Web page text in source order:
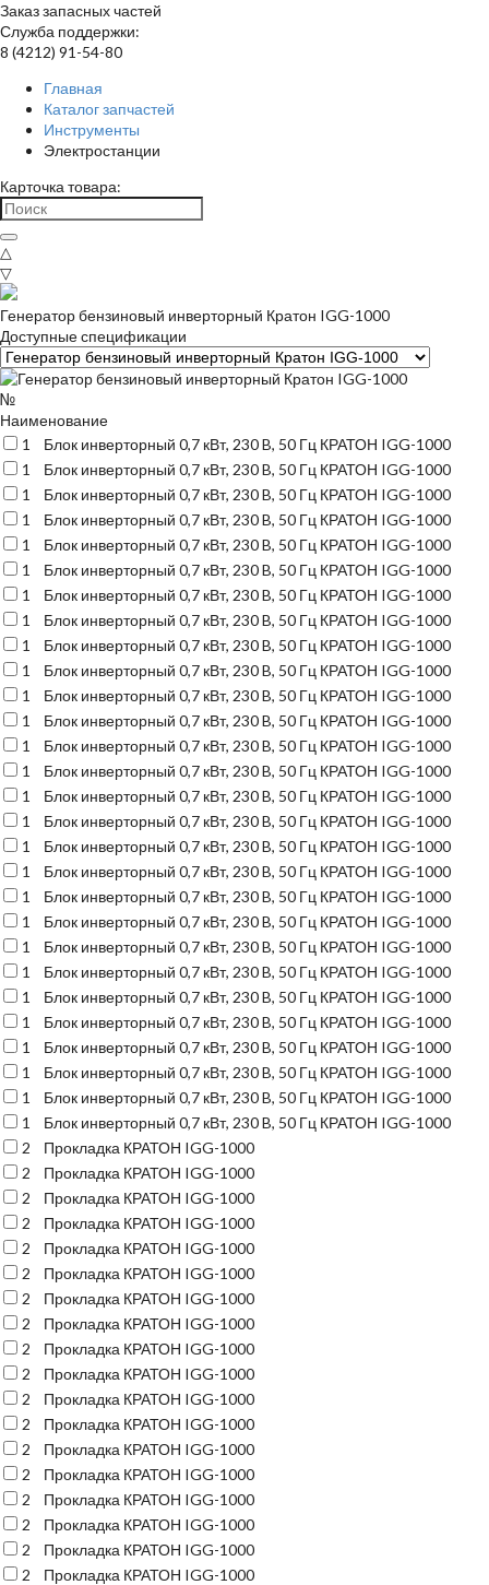
Заказ запасных частей
Служба поддержки:
8 (4212) 91-54-80
Главная
Каталог запчастей
Инструменты
Электростанции
Карточка товара:
△
▽
Генератор бензиновый инверторный Кратон IGG-1000
Доступные спецификации
№
Наименование
1
Блок инверторный 0,7 кВт, 230 B, 50 Гц КРАТОН IGG-1000
1
Блок инверторный 0,7 кВт, 230 B, 50 Гц КРАТОН IGG-1000
1
Блок инверторный 0,7 кВт, 230 B, 50 Гц КРАТОН IGG-1000
1
Блок инверторный 0,7 кВт, 230 B, 50 Гц КРАТОН IGG-1000
1
Блок инверторный 0,7 кВт, 230 B, 50 Гц КРАТОН IGG-1000
1
Блок инверторный 0,7 кВт, 230 B, 50 Гц КРАТОН IGG-1000
1
Блок инверторный 0,7 кВт, 230 B, 50 Гц КРАТОН IGG-1000
1
Блок инверторный 0,7 кВт, 230 B, 50 Гц КРАТОН IGG-1000
1
Блок инверторный 0,7 кВт, 230 B, 50 Гц КРАТОН IGG-1000
1
Блок инверторный 0,7 кВт, 230 B, 50 Гц КРАТОН IGG-1000
1
Блок инверторный 0,7 кВт, 230 B, 50 Гц КРАТОН IGG-1000
1
Блок инверторный 0,7 кВт, 230 B, 50 Гц КРАТОН IGG-1000
1
Блок инверторный 0,7 кВт, 230 B, 50 Гц КРАТОН IGG-1000
1
Блок инверторный 0,7 кВт, 230 B, 50 Гц КРАТОН IGG-1000
1
Блок инверторный 0,7 кВт, 230 B, 50 Гц КРАТОН IGG-1000
1
Блок инверторный 0,7 кВт, 230 B, 50 Гц КРАТОН IGG-1000
1
Блок инверторный 0,7 кВт, 230 B, 50 Гц КРАТОН IGG-1000
1
Блок инверторный 0,7 кВт, 230 B, 50 Гц КРАТОН IGG-1000
1
Блок инверторный 0,7 кВт, 230 B, 50 Гц КРАТОН IGG-1000
1
Блок инверторный 0,7 кВт, 230 B, 50 Гц КРАТОН IGG-1000
1
Блок инверторный 0,7 кВт, 230 B, 50 Гц КРАТОН IGG-1000
1
Блок инверторный 0,7 кВт, 230 B, 50 Гц КРАТОН IGG-1000
1
Блок инверторный 0,7 кВт, 230 B, 50 Гц КРАТОН IGG-1000
1
Блок инверторный 0,7 кВт, 230 B, 50 Гц КРАТОН IGG-1000
1
Блок инверторный 0,7 кВт, 230 B, 50 Гц КРАТОН IGG-1000
1
Блок инверторный 0,7 кВт, 230 B, 50 Гц КРАТОН IGG-1000
1
Блок инверторный 0,7 кВт, 230 B, 50 Гц КРАТОН IGG-1000
1
Блок инверторный 0,7 кВт, 230 B, 50 Гц КРАТОН IGG-1000
2
Прокладка КРАТОН IGG-1000
2
Прокладка КРАТОН IGG-1000
2
Прокладка КРАТОН IGG-1000
2
Прокладка КРАТОН IGG-1000
2
Прокладка КРАТОН IGG-1000
2
Прокладка КРАТОН IGG-1000
2
Прокладка КРАТОН IGG-1000
2
Прокладка КРАТОН IGG-1000
2
Прокладка КРАТОН IGG-1000
2
Прокладка КРАТОН IGG-1000
2
Прокладка КРАТОН IGG-1000
2
Прокладка КРАТОН IGG-1000
2
Прокладка КРАТОН IGG-1000
2
Прокладка КРАТОН IGG-1000
2
Прокладка КРАТОН IGG-1000
2
Прокладка КРАТОН IGG-1000
2
Прокладка КРАТОН IGG-1000
2
Прокладка КРАТОН IGG-1000